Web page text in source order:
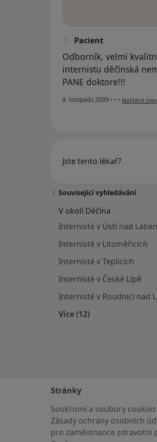
Pacient
Odborník, velmi
internistu děčínská
PANE doktore!!!
8. listopadu 2009 • • • podle
Nahlásit
Jste tento lékař?
Související vyhledávání
V okolí Děčína
Internisté v Ústí nad
Internisté v Litoměřicích
Internisté v Teplicích
Internisté v České Lípě
Internisté v Roudnici nad
Více (12)
Stránky
Soukromí a soubory cookies
Zásady ochrany osobních
pro zaměstnance zdravotní